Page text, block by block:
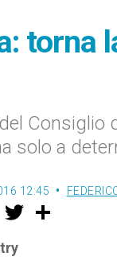
torna
Consiglio
solo a
12:45
F
a w